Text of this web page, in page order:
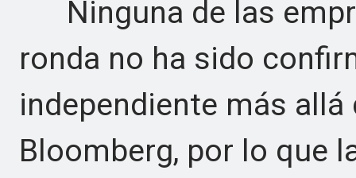
Ninguna de las
ronda no ha sido
independiente más
Bloomberg, por lo que